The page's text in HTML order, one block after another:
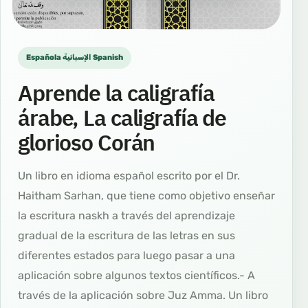
Española الإسبانية Spanish
Aprende la caligrafía
árabe, La caligrafía de
glorioso Corán
Un libro en idioma español escrito por el Dr.
Haitham Sarhan, que tiene como objetivo enseñar
la escritura naskh a través del aprendizaje
gradual de la escritura de las letras en sus
diferentes estados para luego pasar a una
aplicación sobre algunos textos científicos.- A
través de la aplicación sobre Juz Amma. Un libro